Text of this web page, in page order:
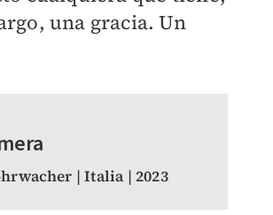
una gracia. Un
| Italia | 2023